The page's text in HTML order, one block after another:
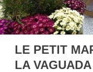
LE PETIT
LA VAGUADA